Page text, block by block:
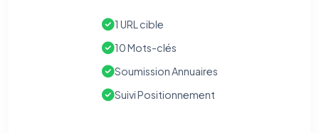
1 URL cible
10 Mots-clés
Soumission Annuaires
Suivi Positionnement